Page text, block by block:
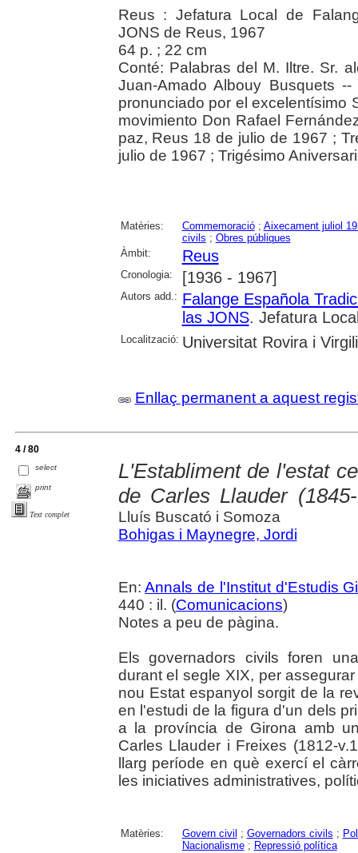
Reus : Jefatura Local de
JONS de Reus, 1967
64 p. ; 22 cm
Conté: Palabras del M. Iltre. Sr.
Juan-Amado Albouy Busquets
pronunciado por el excelentísimo
movimiento Don Rafael
paz, Reus 18 de julio de 1967 ;
julio de 1967 ; Trigésimo
Matèries: Commemoració; Aixecament juliol
civils ; Obres públiques
Àmbit:
Reus
Cronologia: [1936 - 1967]
Autors add.: Falange Española
las JONS. Jefatura
Localització: Universitat Rovira i
Enllaç permanent a aquest
4 / 80
select
print
Text complet
L'Establiment de l'estat
de Carles Llauder
Lluís Buscató i Somoza
Bohigas i Maynegre, Jordi
En:Annals de l'Institut d'Estudis
440 : il. (Comunicacions)
Notes a peu de pàgina.
Els governadors civils foren
durant el segle XIX, per
nou Estat espanyol sorgit de la
en l'estudi de la figura d'un dels
a la província de Girona amb
Carles Llauder i Freixes (1812-
llarg període en què exercí el
les iniciatives administratives,
Matèries: Govern civil ; Governadors civils ;
Nacionalisme; Repressió política